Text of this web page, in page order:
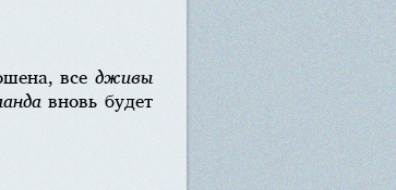
вседживы
вновь будет